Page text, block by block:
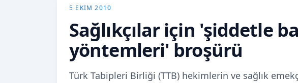
5 EKIM 2010
Sağlıkçılar için 'şiddetle
yöntemleri' broşürü
Türk Tabipleri Birliği (TTB) hekimlerin ve sağlık